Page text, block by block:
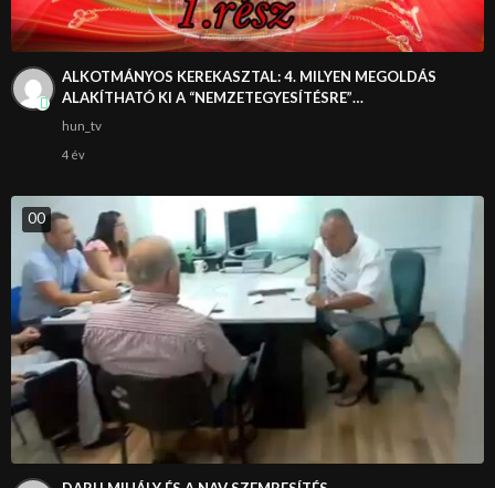
ALKOTMÁNYOS KEREKASZTAL: 4. MILYEN MEGOLDÁS
ALAKÍTHATÓ KI A “NEMZETEGYESÍTÉSRE”…
hun_tv
4 év
00